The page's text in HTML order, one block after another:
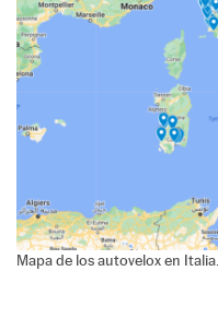
Mapa de los autovelox en